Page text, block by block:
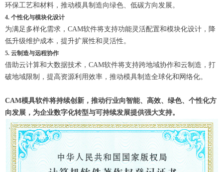
环保工艺和材料，推动模具制造向绿色、低碳方向发展。
4. 个性化与模块化设计
为满足多样化需求，CAM软件将支持功能灵活配置和模块化设计，降
低升级维护成本，提升扩展性和灵活性。
5. 云制造与远程协作
借助云计算和大数据技术，CAM软件将支持跨地域协作和云制造，打
破地域限制，提高资源利用效率，推动模具制造全球化和网络化。
CAM模具软件将持续创新，推动行业向智能、高效、绿色、个性化方
向发展，为企业数字化转型与可持续发展提供强大支持。